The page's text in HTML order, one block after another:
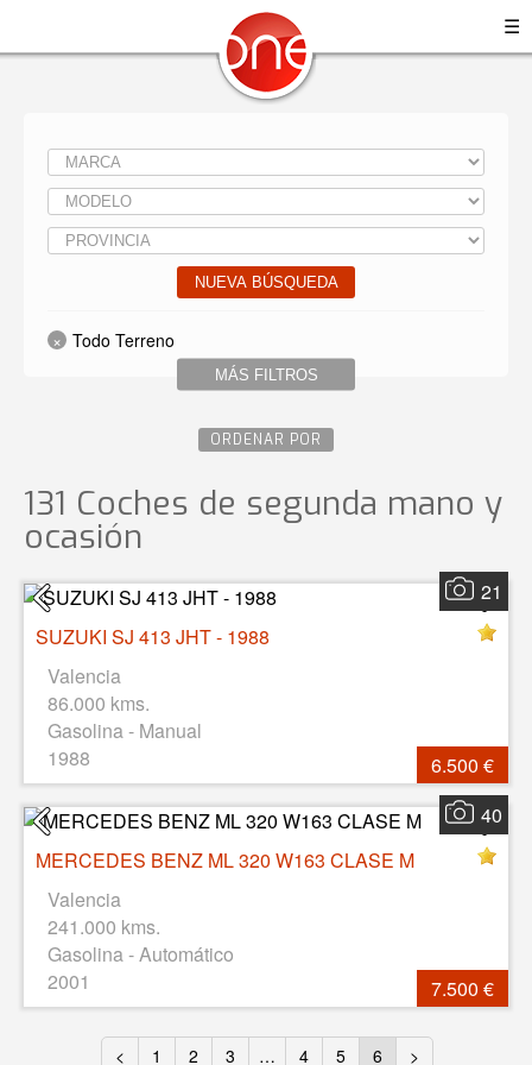
☰
NUEVA BÚSQUEDA
MÁS FILTROS
Todo Terreno
ORDENAR POR
131 Coches de segunda mano y
ocasión
21
SUZUKI SJ 413 JHT - 1988
Valencia
86.000 kms.
Gasolina - Manual
1988
6.500 €
40
MERCEDES BENZ ML 320 W163 CLASE M
Valencia
241.000 kms.
Gasolina - Automático
2001
7.500 €
< 1 2 3 … 4 5 6 >